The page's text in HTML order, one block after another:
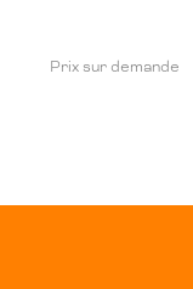
Prix sur demande